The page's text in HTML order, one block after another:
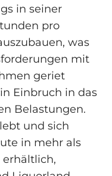
in seiner
pro
was
mit
geriet
Einbruch in das
Belastungen.
und sich
in mehr als
erhältlich,